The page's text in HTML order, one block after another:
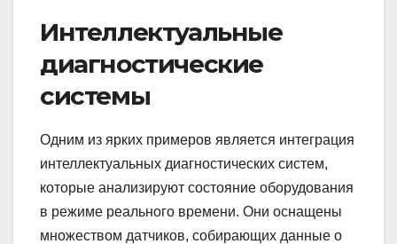
Интеллектуальные
диагностические
системы
Одним из ярких примеров является интеграция
интеллектуальных диагностических систем,
которые анализируют состояние оборудования
в режиме реального времени. Они оснащены
множеством датчиков, собирающих данные о